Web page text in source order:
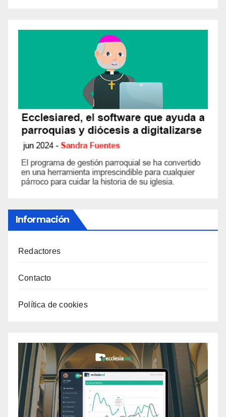
Información
Redactores
Contacto
Política de cookies